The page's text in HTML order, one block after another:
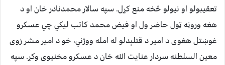
تعقیبولو او نیولو څخه منع کړل. سپه سالار محمدنادر خان او د
هغه وروڼه ټول حاضر ول او فیض محمد کاتب لیکي چي عسکرو
غوښتل هغوی د امیر د قتلېدلو له امله ووژني، خو د امیر مشر زوی
معین السلطنه سردار عنایت الله خان د عسکرو مخنیوی وکړ. سپه